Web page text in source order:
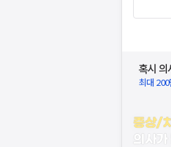
혹시 의
최대
증상/
의사가